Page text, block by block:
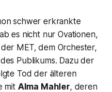
schwer erkrankte
es nicht nur Ovationen,
MET, dem Orchester,
Publikums. Dazu der
Tod der älteren
mit Alma Mahler, deren